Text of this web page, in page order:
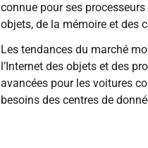
connue pour ses
objets, de la mémoire et des
Les tendances du marché
l’Internet des objets et des
avancées pour les voitures
besoins des centres de